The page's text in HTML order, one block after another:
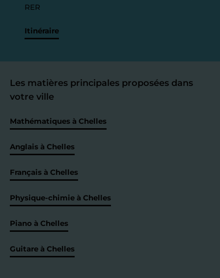
RER
Itinéraire
Les matières principales proposées dans
votre ville
Mathématiques à Chelles
Anglais à Chelles
Français à Chelles
Physique-chimie à Chelles
Piano à Chelles
Guitare à Chelles